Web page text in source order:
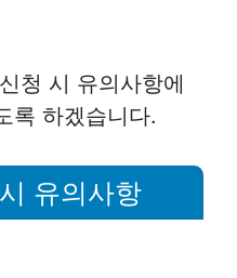
청 시 유의사항에
록 하겠습니다.
유의사항